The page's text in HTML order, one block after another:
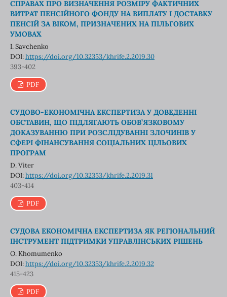
СПРАВАХ ПРО ВИЗНАЧЕННЯ РОЗМІРУ ФАКТИЧНИХ
ВИТРАТ ПЕНСІЙНОГО ФОНДУ НА ВИПЛАТУ І ДОСТАВКУ
ПЕНСІЙ ЗА ВІКОМ, ПРИЗНАЧЕНИХ НА ПІЛЬГОВИХ
УМОВАХ
I. Savchenko
DOI:https://doi.org/10.32353/khrife.2.2019.30
393-402
PDF
СУДОВО-ЕКОНОМІЧНА ЕКСПЕРТИЗА У ДОВЕДЕННІ
ОБСТАВИН, ЩО ПІДЛЯГАЮТЬ ОБОВ’ЯЗКОВОМУ
ДОКАЗУВАННЮ ПРИ РОЗСЛІДУВАННІ ЗЛОЧИНІВ У
СФЕРІ ФІНАНСУВАННЯ СОЦІАЛЬНИХ ЦІЛЬОВИХ
ПРОГРАМ
D. Viter
DOI:https://doi.org/10.32353/khrife.2.2019.31
403-414
PDF
СУДОВА ЕКОНОМІЧНА ЕКСПЕРТИЗА ЯК РЕГІОНАЛЬНИЙ
ІНСТРУМЕНТ ПІДТРИМКИ УПРАВЛІНСЬКИХ РІШЕНЬ
O. Khomumenko
DOI:https://doi.org/10.32353/khrife.2.2019.32
415-423
PDF